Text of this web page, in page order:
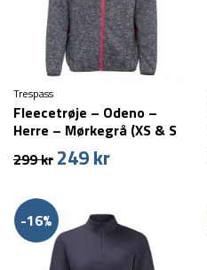
Trespass
Fleecetrøje – Odeno –
Herre – Mørkegrå (XS & S
tilbage)
299kr Den
var:
299 kr.
249krDen
er:
249 kr.
-16%